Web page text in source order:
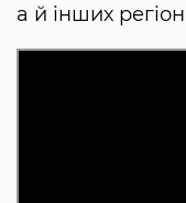
а й інших